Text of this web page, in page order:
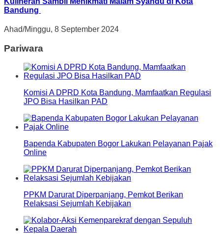
Bandung
Ahad/Minggu, 8 September 2024
Pariwara
Komisi A DPRD Kota Bandung, Mamfaatkan Regulasi
JPO Bisa Hasilkan PAD
Bapenda Kabupaten Bogor Lakukan Pelayanan Pajak
Online
PPKM Darurat Diperpanjang, Pemkot Berikan
Relaksasi Sejumlah Kebijakan